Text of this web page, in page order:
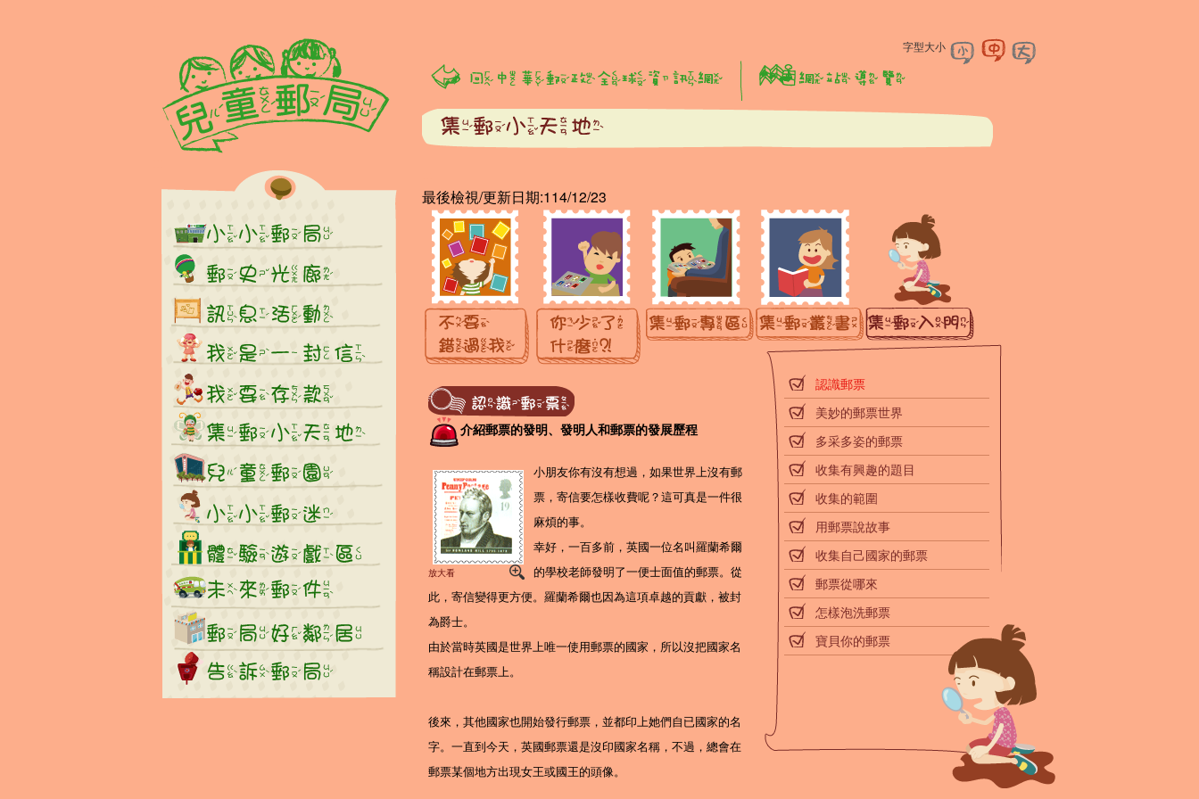
字型大小
最後檢視/更新日期:114/12/23
介紹郵票的發明、發明人和郵票的發展歷程
放大看
小朋友你有沒有想過，如果世界上沒有郵
票，寄信要怎樣收費呢？這可真是一件很
麻煩的事。
幸好，一百多前，英國一位名叫羅蘭希爾
的學校老師發明了一便士面值的郵票。從
此，寄信變得更方便。羅蘭希爾也因為這項卓越的貢獻，被封
為爵士。
由於當時英國是世界上唯一使用郵票的國家，所以沒把國家名
稱設計在郵票上。
後來，其他國家也開始發行郵票，並都印上她們自已國家的名
字。一直到今天，英國郵票還是沒印國家名稱，不過，總會在
郵票某個地方出現女王或國王的頭像。
認識郵票
美妙的郵票世界
多采多姿的郵票
收集有興趣的題目
收集的範圍
用郵票說故事
收集自己國家的郵票
郵票從哪來
怎樣泡洗郵票
寶貝你的郵票